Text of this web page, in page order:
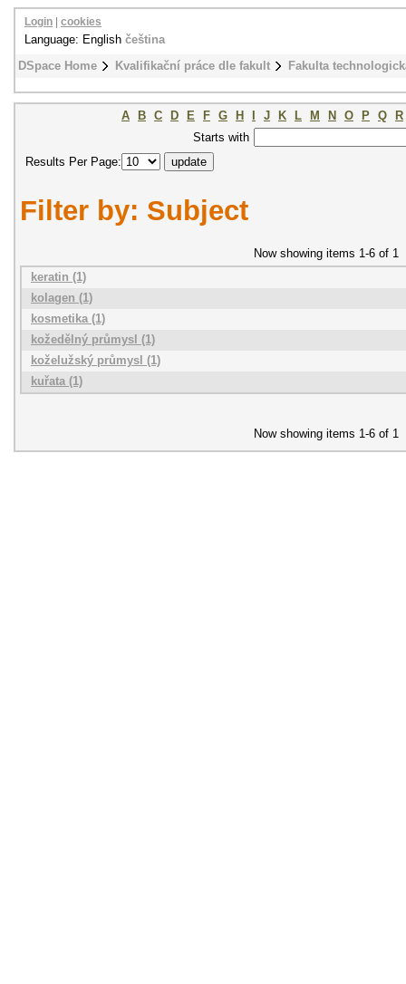
DSpace Home Kvalifikační práce dle fakult Fakulta
Login cookies
Language: English čeština
A B C D E F G H J K L M N O P Q
R
Starts with
Results Per Page:
Filter by: Subject
Now showing items 1-6 of 1
keratin (1)
kolagen (1)
kosmetika (1)
kožedělný průmysl (1)
koželužský průmysl (1)
kuřata (1)
Now showing items 1-6 of 1